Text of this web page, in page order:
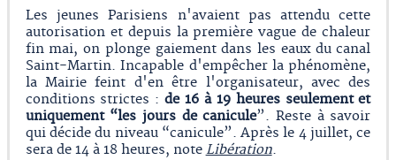
Les jeunes Parisiens n'avaient pas attendu cette
autorisation et depuis la première vague de chaleur
fin mai, on plonge gaiement dans les eaux du canal
Saint-Martin. Incapable d'empêcher la phénomène,
la Mairie feint d'en être l'organisateur, avec des
conditions strictes :de 16 à 19 heures seulement et
uniquement “les jours de canicule”. Reste à savoir
qui décide du niveau “canicule”. Après le 4 juillet, ce
sera de 14 à 18 heures, note Libération.